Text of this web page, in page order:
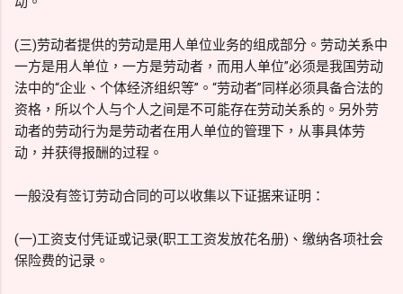
(三)劳动者提供的劳动是用人单位业务的组成部分。劳动关系中
一方是用人单位，一方是劳动者，而用人单位”必须是我国劳动
法中的“企业、个体经济组织等”。“劳动者”同样必须具备合法的
资格，所以个人与个人之间是不可能存在劳动关系的。另外劳
动者的劳动行为是劳动者在用人单位的管理下，从事具体劳
动，并获得报酬的过程。
一般没有签订劳动合同的可以收集以下证据来证明：
(一)工资支付凭证或记录(职工工资发放花名册)、缴纳各项社会
保险费的记录。